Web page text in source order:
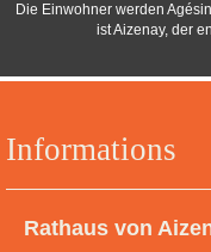
Informations
Rathaus von
Die Einwohner werden
ist Aizenay, der